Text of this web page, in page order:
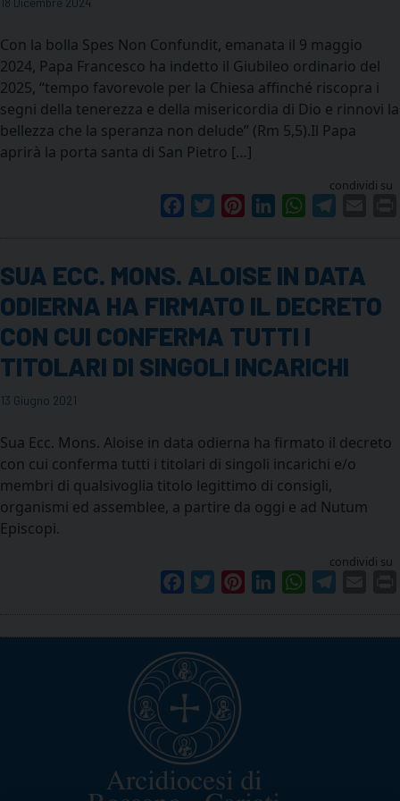
Con la bolla Spes Non Confundit, emanata il 9 maggio
2024, Papa Francesco ha indetto il Giubileo ordinario del
2025, “tempo favorevole per la Chiesa affinché riscopra i
segni della tenerezza e della misericordia di Dio e rinnovi la
bellezza che la speranza non delude” (Rm 5,5).Il Papa
aprirà la porta santa di San Pietro […]
condividi su
FacebookTwitterPinterestLinkedInWhatsApp
SUA ECC. MONS. ALOISE IN DATA
ODIERNA HA FIRMATO IL DECRETO
CON CUI CONFERMA TUTTI I
TITOLARI DI SINGOLI INCARICHI
13 Giugno 2021
Sua Ecc. Mons. Aloise in data odierna ha firmato il decreto
con cui conferma tutti i titolari di singoli incarichi e/o
membri di qualsivoglia titolo legittimo di consigli,
organismi ed assemblee, a partire da oggi e ad Nutum
Episcopi.
condividi su
FacebookTwitterPinterestLinkedInWhatsApp